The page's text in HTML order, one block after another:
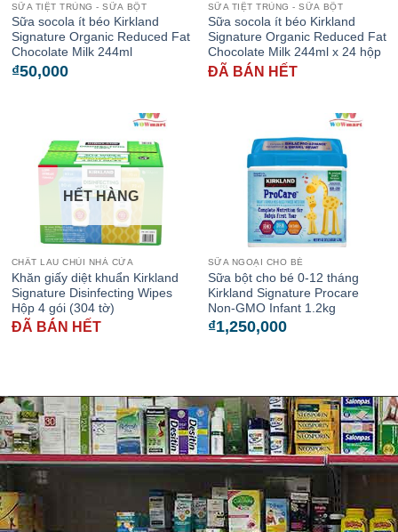
SỮA TIỆT TRÙNG - SỮA BỘT
Sữa socola ít béo Kirkland
Signature Organic Reduced Fat
Chocolate Milk 244ml
₫50,000
SỮA TIỆT TRÙNG - SỮA BỘT
Sữa socola ít béo Kirkland
Signature Organic Reduced Fat
Chocolate Milk 244ml x 24 hộp
ĐÃ BÁN HẾT
HẾT HÀNG
CHẤT LAU CHÙI NHÀ CỬA
Khăn giấy diệt khuẩn Kirkland
Signature Disinfecting Wipes
Hộp 4 gói (304 tờ)
ĐÃ BÁN HẾT
SỮA NGOẠI CHO BÉ
Sữa bột cho bé 0-12 tháng
Kirkland Signature Procare
Non-GMO Infant 1.2kg
₫1,250,000